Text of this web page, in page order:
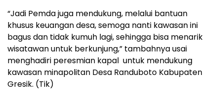
“Jadi Pemda juga mendukung, melalui bantuan
khusus keuangan desa, semoga nanti kawasan ini
bagus dan tidak kumuh lagi, sehingga bisa menarik
wisatawan untuk berkunjung,” tambahnya usai
menghadiri peresmian kapal untuk mendukung
kawasan minapolitan Desa Randuboto Kabupaten
Gresik. (Tik)